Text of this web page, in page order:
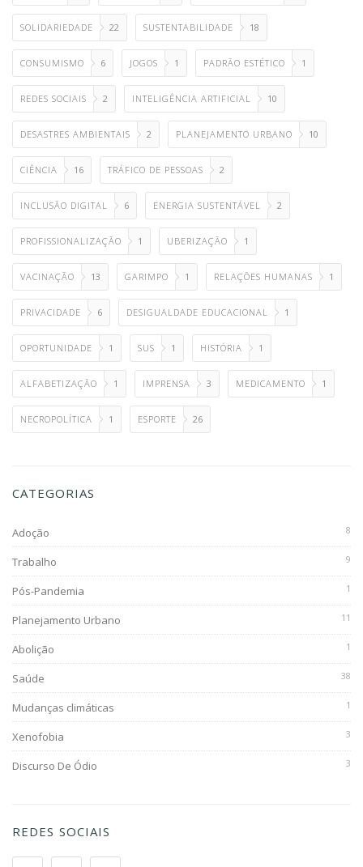
SOLIDARIEDADE 22 SUSTENTABILIDADE 18
CONSUMISMO 6 JOGOS 1 PADRÃO ESTÉTICO 1
REDES SOCIAIS 2 INTELIGÊNCIA ARTIFICIAL 10
DESASTRES AMBIENTAIS 2 PLANEJAMENTO URBANO 10
CIÊNCIA 16 TRÁFICO DE PESSOAS 2
INCLUSÃO DIGITAL 6 ENERGIA SUSTENTÁVEL 2
PROFISSIONALIZAÇÃO 1 UBERIZAÇÃO 1
VACINAÇÃO 13 GARIMPO 1 RELAÇÕES HUMANAS 1
PRIVACIDADE 6 DESIGUALDADE EDUCACIONAL 1
OPORTUNIDADE 1 SUS 1 HISTÓRIA 1
ALFABETIZAÇÃO 1 IMPRENSA 3 MEDICAMENTO 1
NECROPOLÍTICA 1 ESPORTE 26
CATEGORIAS
Adoção 8
Trabalho 9
Pós-Pandemia 1
Planejamento Urbano 11
Abolição 1
Saúde 38
Mudanças climáticas 1
Xenofobia 3
Discurso De Ódio 3
REDES SOCIAIS